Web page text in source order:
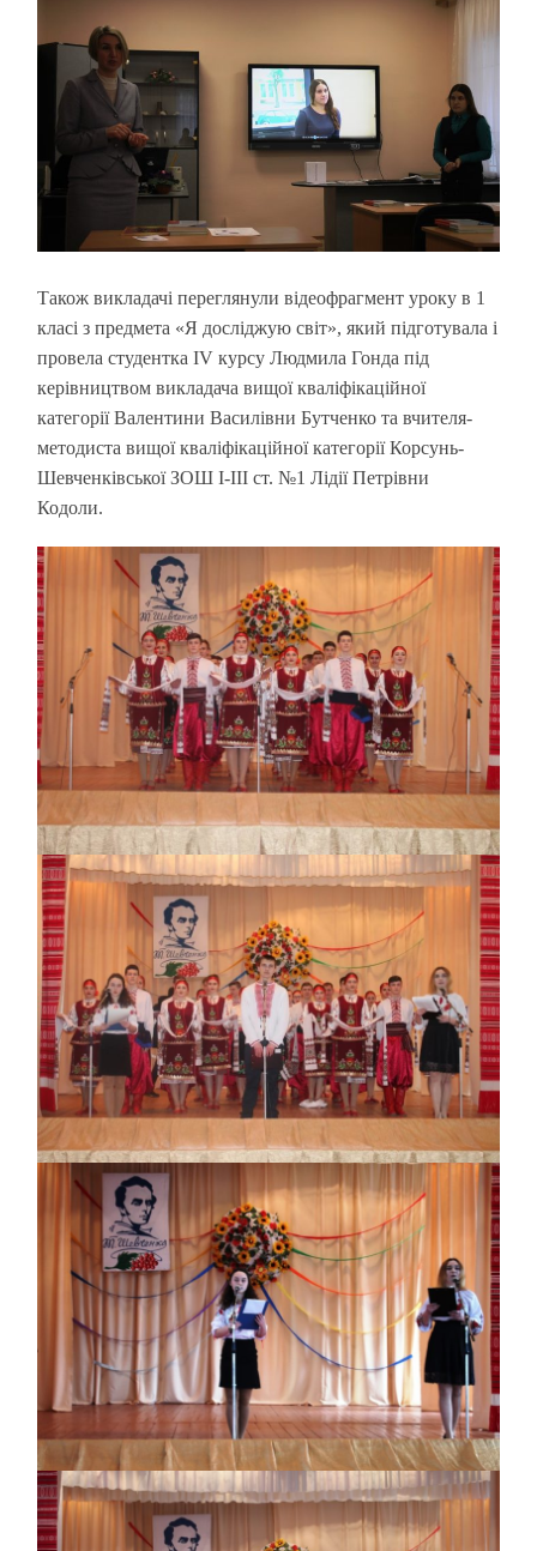
Також викладачі переглянули відеофрагмент уроку в 1
класі з предмета «Я досліджую світ», який підготувала і
провела студентка ІV курсу Людмила Гонда під
керівництвом викладача вищої кваліфікаційної
категорії Валентини Василівни Бутченко та вчителя-
методиста вищої кваліфікаційної категорії Корсунь-
Шевченківської ЗОШ І-ІІІ ст. №1 Лідії Петрівни
Кодоли.